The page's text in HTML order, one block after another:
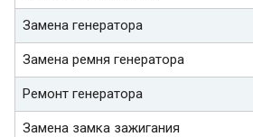
Замена генератора
Замена ремня генератора
Ремонт генератора
Замена замка зажигания